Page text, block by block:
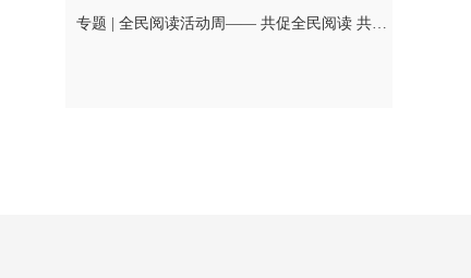
专题 | 全民阅读活动周—— 共促全民阅读 共建书香社会